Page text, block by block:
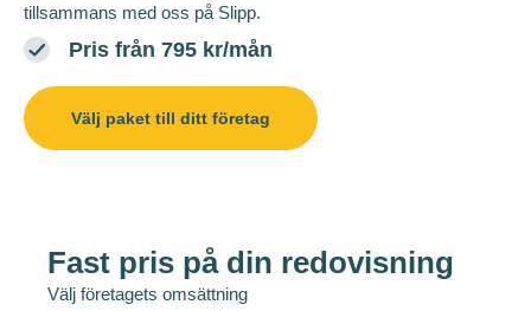
tillsammans med oss på Slipp.
Pris från 795 kr/mån
Välj paket till ditt företag
Fast pris på din redovisning
Välj företagets omsättning